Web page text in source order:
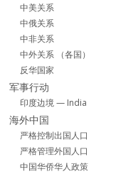
中美关系
中俄关系
中非关系
中外关系 （各国）
反华国家
军事行动
印度边境 — India
海外中国
严格控制出国人口
严格管理外国人口
中国华侨华人政策